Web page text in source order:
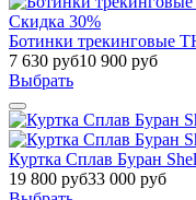
Скидка 30%
Ботинки трекинговые
7 630 руб10 900 руб
Выбрать
Куртка Сплав Буран
19 800 руб33 000 руб